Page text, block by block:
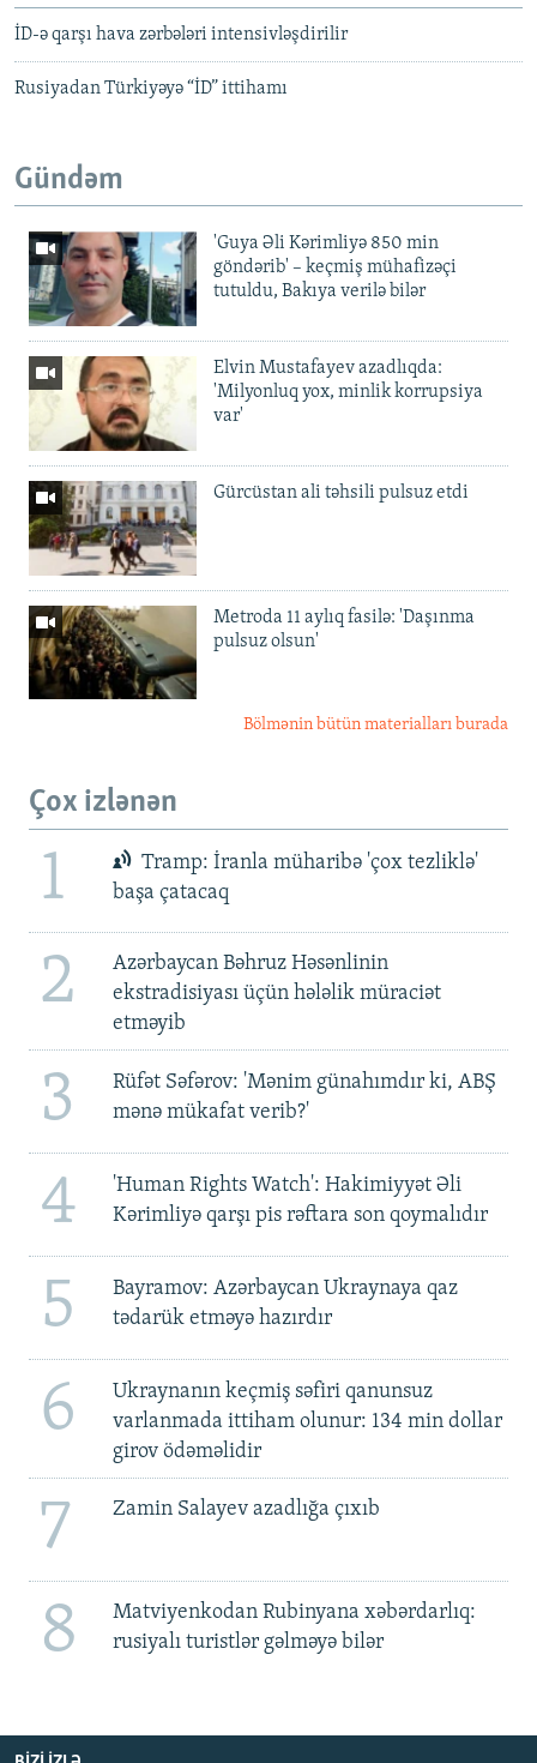
İD-ə qarşı hava zərbələri intensivləşdirilir
Rusiyadan Türkiyəyə “İD” ittihamı
Gündəm
'Guya Əli Kərimliyə 850 min
göndərib' – keçmiş mühafizəçi
tutuldu, Bakıya verilə bilər
Elvin Mustafayev azadlıqda:
'Milyonluq yox, minlik korrupsiya
var'
Gürcüstan ali təhsili pulsuz etdi
Metroda 11 aylıq fasilə: 'Daşınma
pulsuz olsun'
Bölmənin bütün materialları burada
Çox izlənən
1
Tramp: İranla müharibə 'çox tezliklə'
başa çatacaq
2
Azərbaycan Bəhruz Həsənlinin
ekstradisiyası üçün hələlik müraciət
etməyib
3
Rüfət Səfərov: 'Mənim günahımdır ki, ABŞ
mənə mükafat verib?'
4
'Human Rights Watch': Hakimiyyət Əli
Kərimliyə qarşı pis rəftara son qoymalıdır
5
Bayramov: Azərbaycan Ukraynaya qaz
tədarük etməyə hazırdır
6
Ukraynanın keçmiş səfiri qanunsuz
varlanmada ittiham olunur: 134 min dollar
girov ödəməlidir
7 Zamin Salayev azadlığa çıxıb
8
Matviyenkodan Rubinyana xəbərdarlıq:
rusiyalı turistlər gəlməyə bilər